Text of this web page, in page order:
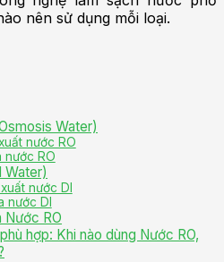
nên sử dụng mỗi loại.
Water)
nước RO
nước RO
Water)
nước DI
nước DI
Nước RO
hợp: Khi nào dùng Nước RO,